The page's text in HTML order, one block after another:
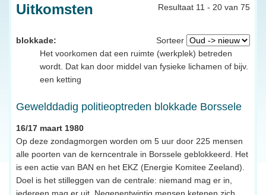
Resultaat 11 - 20 van 75
Uitkomsten
Sorteer
blokkade:
Het voorkomen dat een ruimte (werkplek) betreden
wordt. Dat kan door middel van fysieke lichamen of bijv.
een ketting
Gewelddadig politieoptreden blokkade Borssele
16/17 maart 1980
Op deze zondagmorgen worden om 5 uur door 225 mensen
alle poorten van de kerncentrale in Borssele geblokkeerd. Het
is een actie van BAN en het EKZ (Energie Komitee Zeeland).
Doel is het stilleggen van de centrale: niemand mag er in,
iedereen mag er uit. Negenentwintig mensen ketenen zich